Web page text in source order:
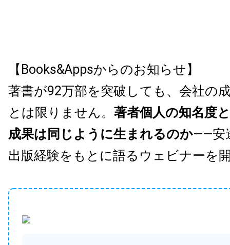
【Books&Appsからのお知らせ】
著書が92万部を突破しても、会社の
とは限りません。 著者個人の知名度
成果は同じように生まれるのか——安
出版経験をもとに語るウェビナーを